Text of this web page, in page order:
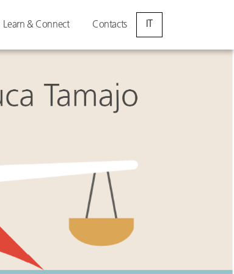
Learn & Connect Contacts